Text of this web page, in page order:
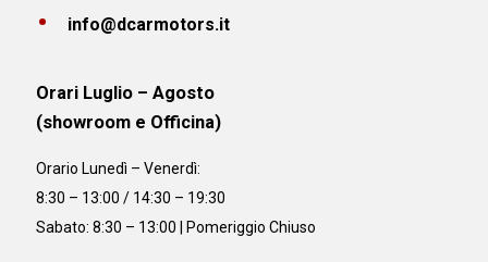
info@dcarmotors.it
Orari Luglio – Agosto
(showroom e Officina)
Orario Lunedì – Venerdì:
8:30 – 13:00 / 14:30 – 19:30
Sabato: 8:30 – 13:00 | Pomeriggio Chiuso